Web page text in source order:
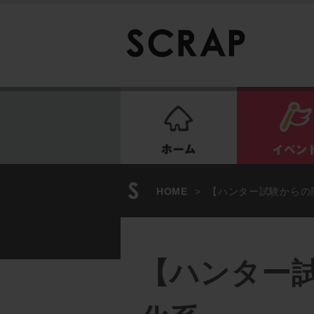
HOME > 【ハンター試験から
【ハンタ